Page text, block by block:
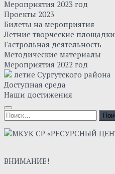
Мероприятия 2023 год
Проекты 2023
Билеты на мероприятия
Летние творческие площадки
Гастрольная деятельность
Методические материалы
Мероприятия 2022 год
летие Сургутского района
Доступная среда
Наши достижения
Найти:
ВНИМАНИЕ!